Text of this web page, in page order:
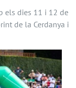
els dies 11 i 12 de
de la Cerdanya i